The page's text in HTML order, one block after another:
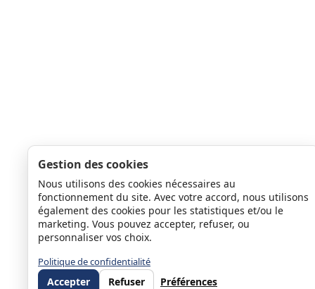
Gestion des cookies
Nous utilisons des cookies nécessaires au
fonctionnement du site. Avec votre accord, nous utilisons
également des cookies pour les statistiques et/ou le
marketing. Vous pouvez accepter, refuser, ou
personnaliser vos choix.
Politique de confidentialité
Accepter Refuser Préférences